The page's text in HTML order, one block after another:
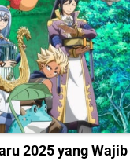
2025 yang Wajib